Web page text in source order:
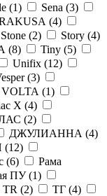
(1) Sena (3)
(4)
Stone (2) Story (4)
(8) Tiny (5)
Unifix (12)
(3)
VOLTA (1)
X (4)
(2)
ДЖУЛИАННА (4)
(12)
(6)
Рама
ПУ (1)
ТR (2) ТГ (4)